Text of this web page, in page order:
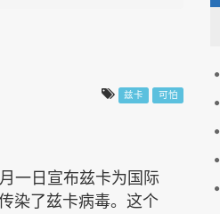
兹卡 可怕
一日宣布兹卡为国际
染了兹卡病毒。这个